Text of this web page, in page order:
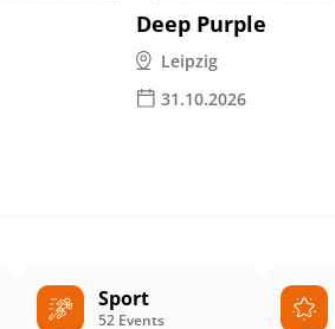
Deep Purple
Leipzig
31.10.2026
Sport
52 Events